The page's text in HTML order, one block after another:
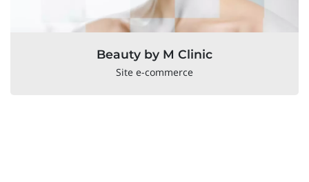
Beauty by M Clinic
Site e-commerce